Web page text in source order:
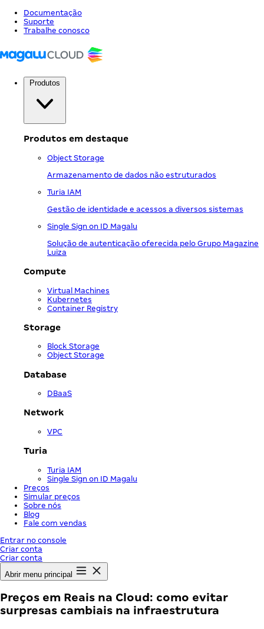
Documentação
Suporte
Trabalhe conosco
Produtos em destaque
Object Storage
Armazenamento de dados não estruturados
Turia IAM
Gestão de identidade e acessos a diversos sistemas
Single Sign on ID Magalu
Solução de autenticação oferecida pelo Grupo Magazine
Luiza
Compute
Virtual Machines
Kubernetes
Container Registry
Storage
Block Storage
Object Storage
Database
DBaaS
Network
VPC
Turia
Turia IAM
Single Sign on ID Magalu
Preços
Simular preços
Sobre nós
Blog
Fale com vendas
Entrar no console
Criar conta
Criar conta
Abrir menu principal
Preços em Reais na Cloud: como evitar
surpresas cambiais na infraestrutura